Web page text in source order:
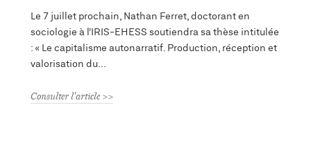
Le 7 juillet prochain, Nathan Ferret, doctorant en
sociologie à l’IRIS-EHESS soutiendra sa thèse intitulée
: « Le capitalisme autonarratif. Production, réception et
valorisation du
Consulter l'article